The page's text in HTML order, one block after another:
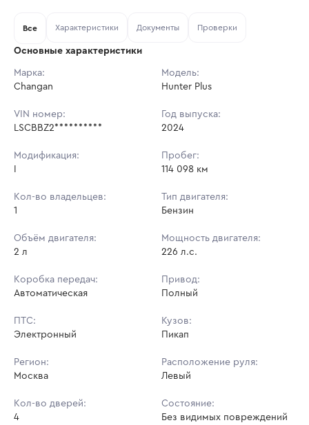
Тип аукциона: Открытые торги
Шаг торгов: 20 673 ₽
Кол-во ставок:
Ставок не найдено
в аукционах
Все Характеристики Документы Проверки
Основные характеристики
Марка:
Changan
Модель:
Hunter Plus
VIN номер:
LSCBBZ2**********
Год выпуска:
2024
Модификация:
Пробег:
114 098 км
Кол-во владельцев:
1
Тип двигателя:
Бензин
Объём двигателя:
2 л
Мощность двигателя:
226 л.с.
Коробка передач:
Автоматическая
Привод:
Полный
ПТС:
Электронный
Кузов:
Пикап
Регион:
Москва
Расположение руля:
Левый
Кол-во дверей:
4
Состояние:
Без видимых повреждений